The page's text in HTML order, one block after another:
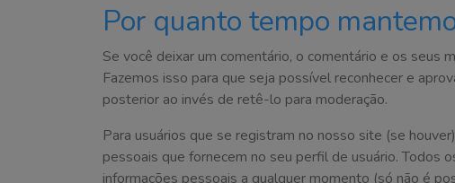
Por quanto tempo
Se você deixar um comentário, o comentário e os seus
Fazemos isso para que seja possível reconhecer e
posterior ao invés de retê-lo para moderação.
Para usuários que se registram no nosso site (se
pessoais que fornecem no seu perfil de usuário. Todos
informações pessoais a qualquer momento (só não é